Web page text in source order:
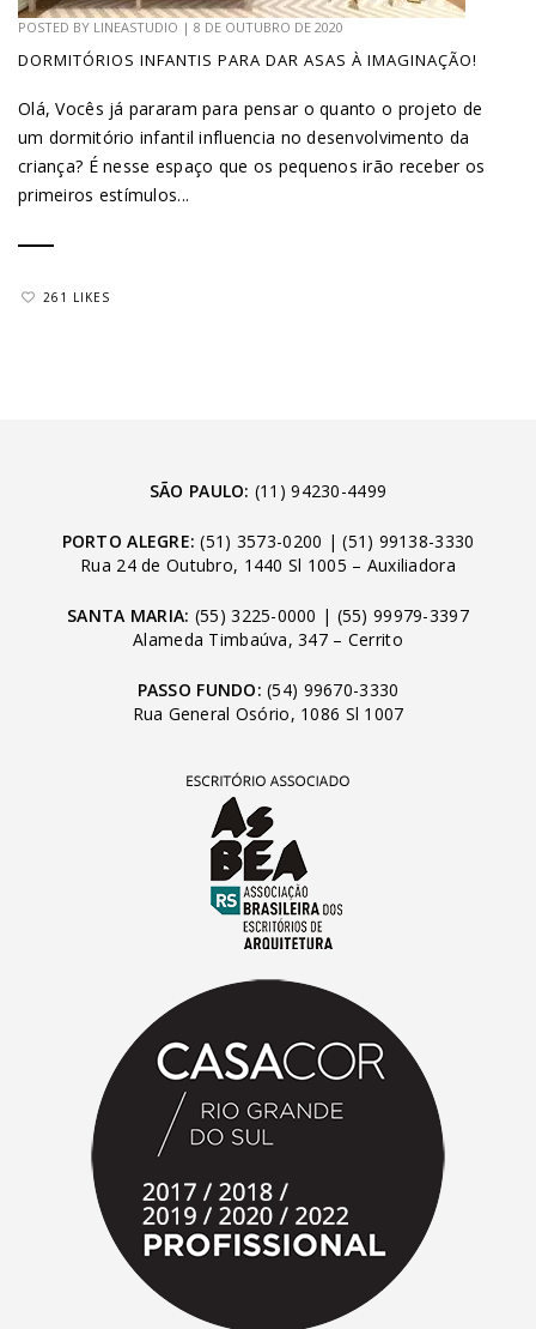
POSTED BY LINEASTUDIO | 8 DE OUTUBRO DE 2020
DORMITÓRIOS INFANTIS PARA DAR ASAS À IMAGINAÇÃO!
Olá, Vocês já pararam para pensar o quanto o projeto de
um dormitório infantil influencia no desenvolvimento da
criança? É nesse espaço que os pequenos irão receber os
primeiros estímulos...
261 LIKES
SÃO PAULO: (11) 94230-4499
PORTO ALEGRE: (51) 3573-0200 |(51) 99138-3330
Rua 24 de Outubro, 1440 Sl 1005 – Auxiliadora
SANTA MARIA: (55) 3225-0000 | (55) 99979-3397
Alameda Timbaúva, 347 – Cerrito
PASSO FUNDO: (54) 99670-3330
Rua General Osório, 1086 Sl 1007